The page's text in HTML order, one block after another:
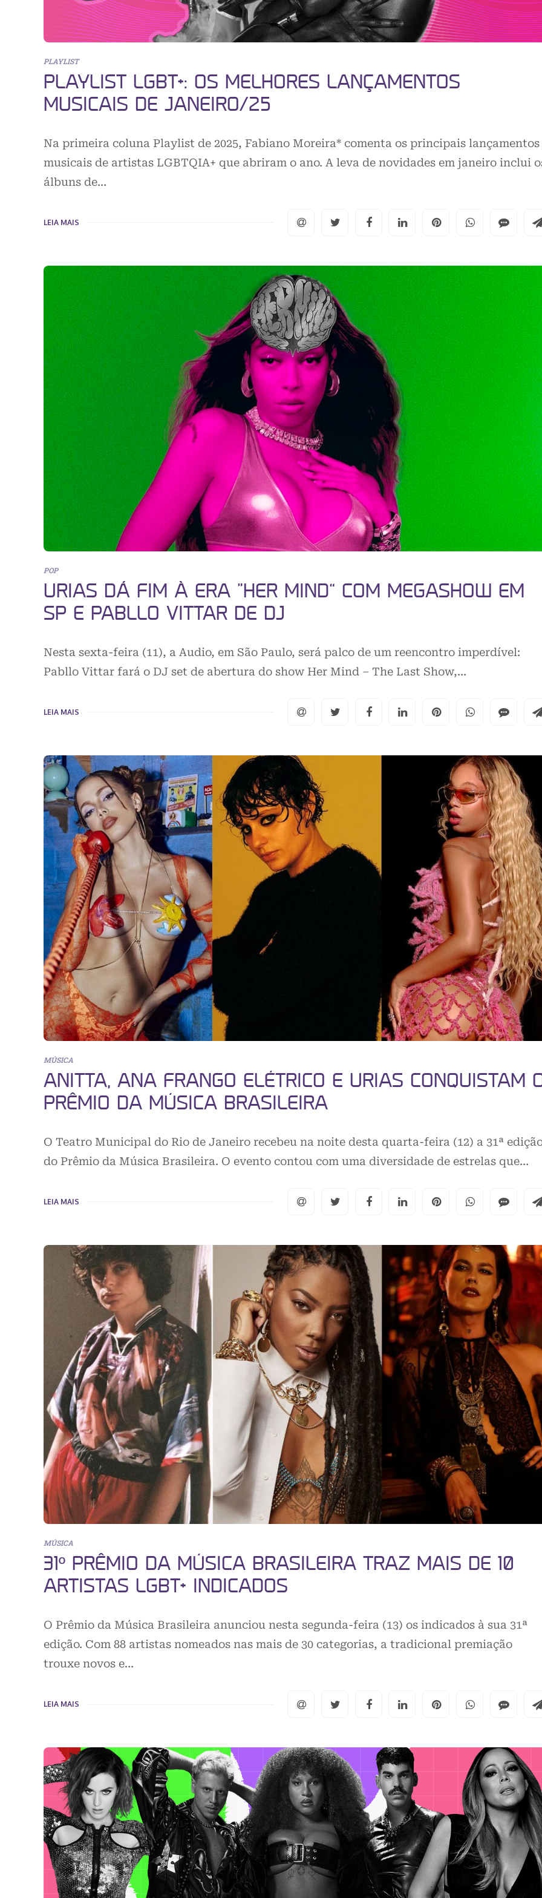
PLAYLIST
PLAYLIST LGBT+: OS MELHORES LANÇAMENTOS
MUSICAIS DE JANEIRO/25
Na primeira coluna Playlist de 2025, Fabiano Moreira* comenta os principais lançamentos
musicais de artistas LGBTQIA+ que abriram o ano. A leva de novidades em janeiro inclui
álbuns de…
LEIA MAIS
POP
URIAS DÁ FIM À ERA “HER MIND” COM MEGASHOW EM
SP E PABLLO VITTAR DE DJ
Nesta sexta-feira (11), a Audio, em São Paulo, será palco de um reencontro imperdível:
Pabllo Vittar fará o DJ set de abertura do show Her Mind – The Last Show,…
LEIA MAIS
MÚSICA
ANITTA, ANA FRANGO ELÉTRICO E URIAS CONQUISTAM
PRÊMIO DA MÚSICA BRASILEIRA
O Teatro Municipal do Rio de Janeiro recebeu na noite desta quarta-feira (12) a 31ª
do Prêmio da Música Brasileira. O evento contou com uma diversidade de estrelas que…
LEIA MAIS
MÚSICA
31º PRÊMIO DA MÚSICA BRASILEIRA TRAZ MAIS DE 10
ARTISTAS LGBT+ INDICADOS
O Prêmio da Música Brasileira anunciou nesta segunda-feira (13) os indicados à sua 31ª
edição. Com 88 artistas nomeados nas mais de 30 categorias, a tradicional premiação
trouxe novos e…
LEIA MAIS